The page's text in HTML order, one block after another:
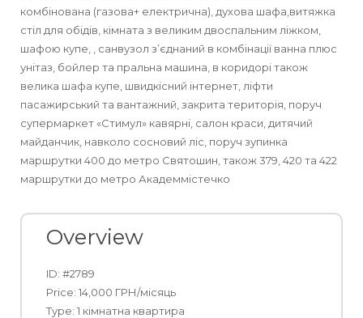
Продаж
комбінована (газова+ електрична), духова шафа,витяжка
стіл для обідів, кімната з великим двоспальним ліжком,
шафою купе, , санвузол з’єднаний в комбінації ванна плюс
унітаз, бойлер та пральна машина, в коридорі також
велика шафа купе, швидкісний інтернет, ліфти
пасажирський та вантажний, закрита територія, поруч
супермаркет «Стимул» кавярні, салон краси, дитячий
майданчик, навколо сосновий ліс, поруч зупинка
маршрутки 400 до метро Святошин, також 379, 420 та 422
маршрутки до метро Академмістечко
Overview
ID: #2789
Price: 14,000 ГРН/місяць
Type: 1 кімнатна квартира